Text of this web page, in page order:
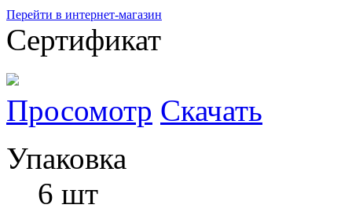
Перейти в интернет-магазин
Сертификат
Просомотр Скачать
Упаковка
6 шт